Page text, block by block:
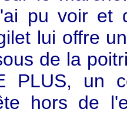
pu voir et
lui offre
de la
PLUS, un
hors de